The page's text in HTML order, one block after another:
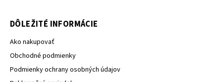
DÔLEŽITÉ INFORMÁCIE
Ako nakupovať
Obchodné podmienky
Podmienky ochrany osobných údajov